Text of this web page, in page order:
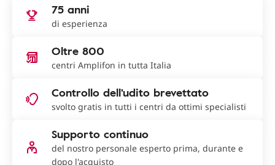
75 anni
di esperienza
Oltre 800
centri Amplifon in tutta Italia
Controllo dell'udito brevettato
svolto gratis in tutti i centri da ottimi specialisti
Supporto continuo
del nostro personale esperto prima, durante e
dopo l'acquisto